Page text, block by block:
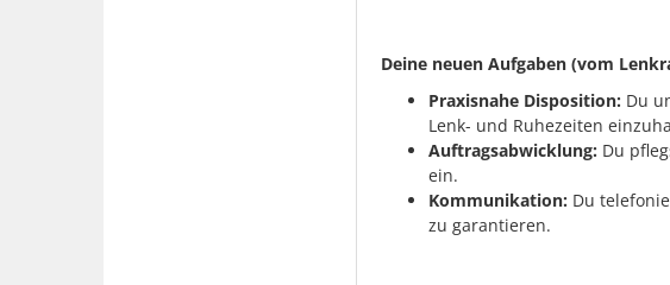
Deine neuen Aufgaben (vom
Praxisnahe Disposition: Du
Lenk- und Ruhezeiten
Auftragsabwicklung: Du
ein.
Kommunikation: Du
zu garantieren.